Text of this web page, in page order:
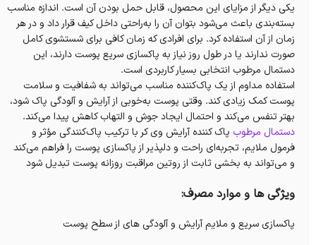
یکی دیگر از مزایای این محصول، قابل حمل بودن آن است. اندازه مناسب
بسته‌بندی باعث می‌شود بتوان آن را به‌راحتی داخل کیف قرار داد و در هر
زمان از آن استفاده کرد. برای افرادی که زمان کافی برای شستشوی کامل
صورت ندارند یا در طول روز نیاز به پاکسازی سریع پوست دارند، این
دستمال مرطوب انتخابی بسیار کاربردی است.
استفاده مداوم از یک پاک‌کننده مناسب می‌تواند به شفافیت و سلامت
پوست کمک زیادی کند. وقتی پوست به‌خوبی از آرایش و آلودگی پاک شود،
بهتر تنفس می‌کند و احتمال ایجاد جوش و التهاب کاهش پیدا می‌کند.
دستمال مرطوب پاک کننده آرایش وی کر با ترکیب پاک‌کنندگی مؤثر و
فرمول ملایم، تجربه‌ای راحت و دلپذیر از پاکسازی پوست را فراهم می‌کند
و می‌تواند به بخشی ثابت از روتین مراقبت روزانه پوست تبدیل شود
ویژگی ها و موارد مصرف:
پاکسازی سریع و ملایم آرایش و آلودگی های از سطح پوست